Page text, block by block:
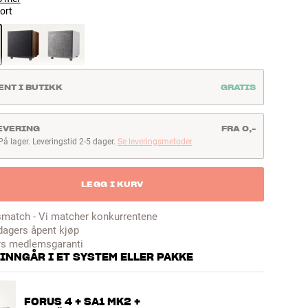
I BUTIKK GRATIS
lager. Leveringstid 2-5 dager
På lager. Leveringstid 2-5 dager. Se leveringsmetoder
FRA 0,-
LEGG I KURV
- Vi matcher konkurrentene
åpent kjøp
medlemsgaranti
I ET SYSTEM ELLER PAKKE
FORUS 4 + SA1 MK2 +